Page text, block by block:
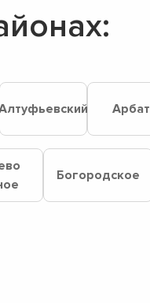
Арбат
Богородское